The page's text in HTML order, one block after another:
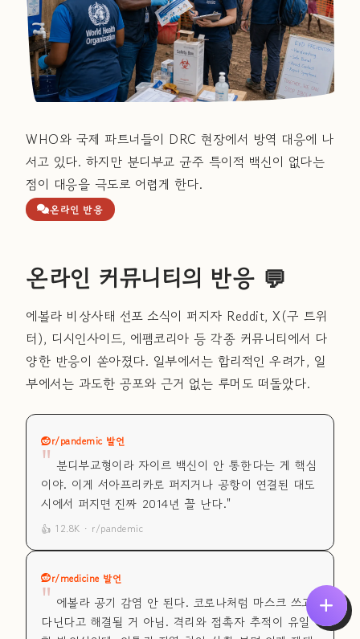
WHO와 국제 파트너들이 DRC 현장에서 방역 대응에 나
서고 있다. 하지만 분디부교 균주 특이적 백신이 없다는
점이 대응을 극도로 어렵게 한다.
온라인 반응
온라인 커뮤니티의 반응 💬
에볼라 비상사태 선포 소식이 퍼지자 Reddit, X(구 트위
터), 디시인사이드, 에펨코리아 등 각종 커뮤니티에서 다
양한 반응이 쏟아졌다. 일부에서는 합리적인 우려가, 일
부에서는 과도한 공포와 근거 없는 루머도 떠돌았다.
r/pandemic 발언
" 분디부교형이라 자이르 백신이 안 통한다는 게 핵심
이야. 이게 서아프리카로 퍼지거나 공항이 연결된 대도
시에서 퍼지면 진짜 2014년 꼴 난다."
👍 12.8K · r/pandemic
r/medicine 발언
" 에볼라 공기 감염 안 된다. 코로나처럼 마스크 쓰고
다닌다고 해결될 거 아님. 격리와 접촉자 추적이 유일